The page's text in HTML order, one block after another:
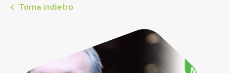
Torna indietro